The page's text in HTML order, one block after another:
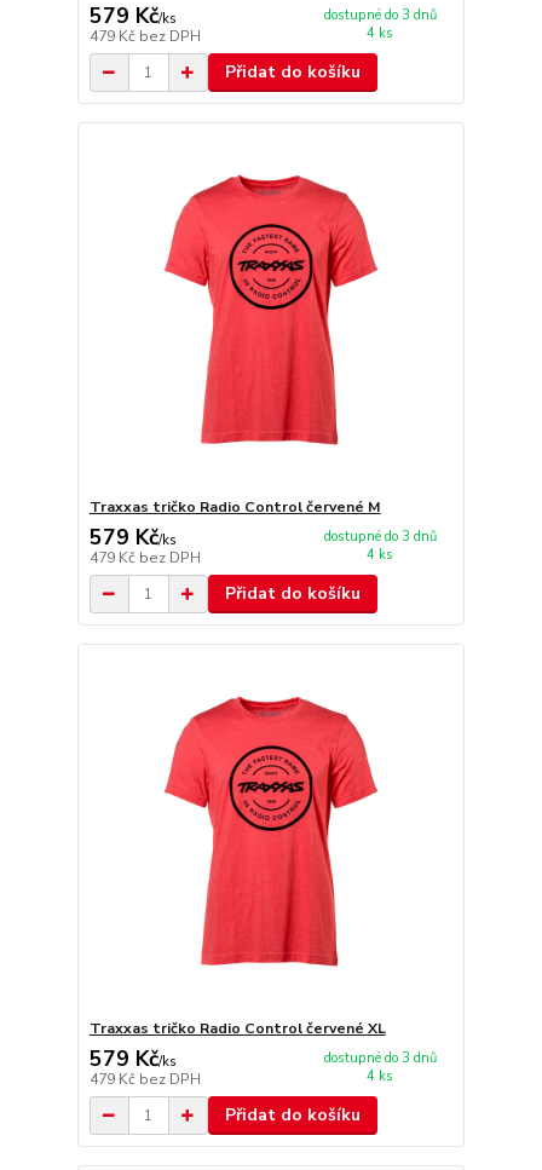
579 Kč/ks
479 Kč bez DPH
dostupné do 3 dnů
4 ks
Přidat do košíku
Traxxas tričko Radio Control červené M
579 Kč/ks
479 Kč bez DPH
dostupné do 3 dnů
4 ks
Přidat do košíku
Traxxas tričko Radio Control červené XL
579 Kč/ks
479 Kč bez DPH
dostupné do 3 dnů
4 ks
Přidat do košíku